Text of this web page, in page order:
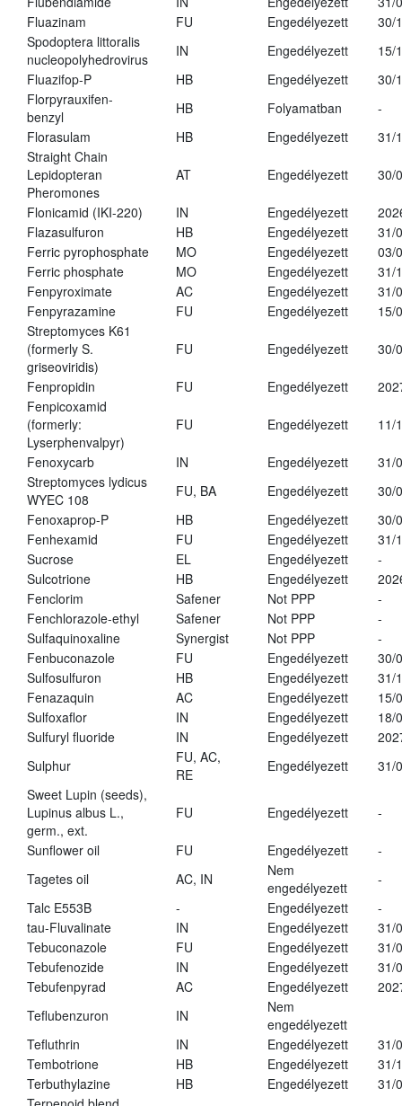
Fluazinam
FU Engedélyezett
30/
Spodoptera littoralis
nucleopolyhedrovirus
IN Engedélyezett
15/
Fluazifop-P
HB Engedélyezett
30/
Florpyrauxifen-
benzyl
HB Folyamatban
-
Florasulam
HB Engedélyezett
31/
Straight Chain
Lepidopteran
Pheromones
AT Engedélyezett 30/
Flonicamid (IKI-220) IN Engedélyezett
Flazasulfuron
HB Engedélyezett
31/
Ferric pyrophosphate
MO Engedélyezett
03/
Ferric phosphate
MO Engedélyezett
31/
Fenpyroximate
AC Engedélyezett
31/
Fenpyrazamine
FU Engedélyezett
15/
Streptomyces K61
(formerly S.
griseoviridis)
FU Engedélyezett 30/
Fenpropidin FU Engedélyezett
Fenpicoxamid
(formerly:
Lyserphenvalpyr)
FU Engedélyezett 11/
Fenoxycarb IN Engedélyezett
31/
Streptomyces lydicus
WYEC 108
FU, BA Engedélyezett
30/
Fenoxaprop-P
HB Engedélyezett
30/
Fenhexamid
FU Engedélyezett
31/
Sucrose
EL Engedélyezett
-
Sulcotrione
HB Engedélyezett
Fenclorim
Safener Not PPP
-
Fenchlorazole-ethyl
Safener Not PPP
-
Sulfaquinoxaline
Synergist Not PPP
-
Fenbuconazole
FU Engedélyezett
30/
Sulfosulfuron
HB Engedélyezett
31/
Fenazaquin
AC Engedélyezett
15/
Sulfoxaflor
IN Engedélyezett
18/
Sulfuryl fluoride
IN Engedélyezett
Sulphur
FU, AC,
RE
Engedélyezett
31/
Sweet Lupin (seeds),
Lupinus albus L.,
germ., ext.
FU Engedélyezett -
Sunflower oil FU Engedélyezett
-
Tagetes oil
AC, IN
Nem
engedélyezett
-
Talc E553B
- Engedélyezett
-
tau-Fluvalinate
IN Engedélyezett
31/
Tebuconazole
FU Engedélyezett
31/
Tebufenozide
IN Engedélyezett
31/
Tebufenpyrad
AC Engedélyezett
Teflubenzuron
IN
Nem
engedélyezett
Tefluthrin
IN Engedélyezett
31/
Tembotrione
HB Engedélyezett
31/
Terbuthylazine
HB Engedélyezett
31/